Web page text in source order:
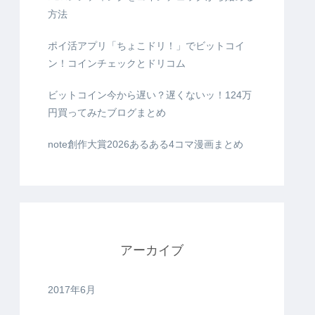
方法
ポイ活アプリ「ちょこドリ！」でビットコイ
ン！コインチェックとドリコム
ビットコイン今から遅い？遅くないッ！124万
円買ってみたブログまとめ
note創作大賞2026あるある4コマ漫画まとめ
アーカイブ
2017年6月